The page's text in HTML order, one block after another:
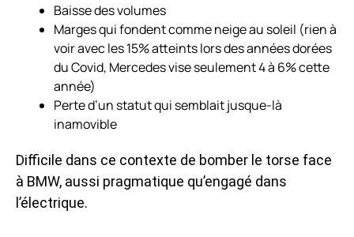
Baisse des volumes
Marges qui fondent comme neige au soleil (rien à
voir avec les 15% atteints lors des années dorées
du Covid, Mercedes vise seulement 4 à 6% cette
année)
Perte d’un statut qui semblait jusque-là
inamovible
Difficile dans ce contexte de bomber le torse face
à BMW, aussi pragmatique qu’engagé dans
l’électrique.